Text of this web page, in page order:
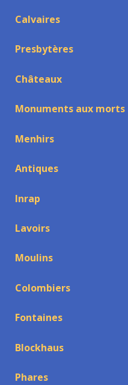
Calvaires
Presbytères
Châteaux
Monuments aux morts
Menhirs
Antiques
Inrap
Lavoirs
Moulins
Colombiers
Fontaines
Blockhaus
Phares